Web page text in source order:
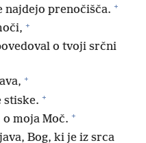
najdejo prenočišča. +
+
o tvoji srčni
+
stiske. +
moja Moč. +
Bog, ki je iz srca